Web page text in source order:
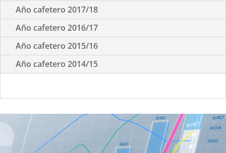
Año cafetero 2017/18
Año cafetero 2016/17
Año cafetero 2015/16
Año cafetero 2014/15